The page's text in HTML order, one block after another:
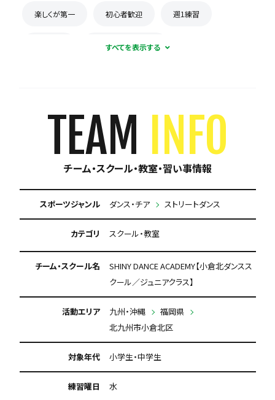
楽しくが第一 初心者歓迎 週1練習
月謝が5000円以下
TEAM INFO
チーム・スクール・教室・習い事情報
スポーツジャンル ダンス・チア ストリートダンス
カテゴリ スクール・教室
チーム・スクール名
SHINY DANCE ACADEMY【小倉北ダンスス
クール／ジュニアクラス】
活動エリア 九州・沖縄
福岡県
北九州市小倉北区
対象年代 小学生・中学生
練習曜日 水